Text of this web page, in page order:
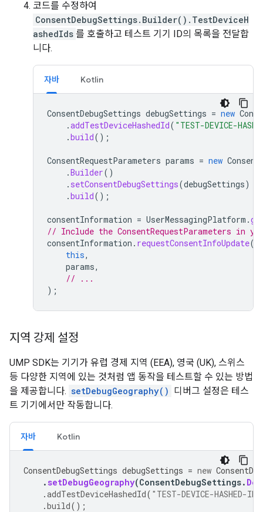
코드를 수정하여
ConsentDebugSettings.Builder().TestDeviceH
ashedIds 를 호출하고 테스트 기기 ID의 목록을 전달합
니다.
자바 Kotlin
ConsentDebugSettings debugSettings = new
.addTestDeviceHashedId( "TEST-DEVICE-
.build();
ConsentRequestParameters params = new
.Builder()
. setConsentDebugSettings(debugSettings)
.build();
consentInformation = UserMessagingPlatform .
// Include the ConsentRequestParameters in
consentInformation . requestConsentInfoUpdate(
this,
params,
// ...
);
지역 강제 설정
UMP SDK는 기기가 유럽 경제 지역 (EEA), 영국 (UK), 스위스
등 다양한 지역에 있는 것처럼 앱 동작을 테스트할 수 있는 방법
을 제공합니다. setDebugGeography() 디버그 설정은 테스
트 기기에서만 작동합니다.
자바 Kotlin
ConsentDebugSettings debugSettings = new
. setDebugGeography(ConsentDebugSettings.
.addTestDeviceHashedId( "TEST-DEVICE-HASHED-ID"
.build();